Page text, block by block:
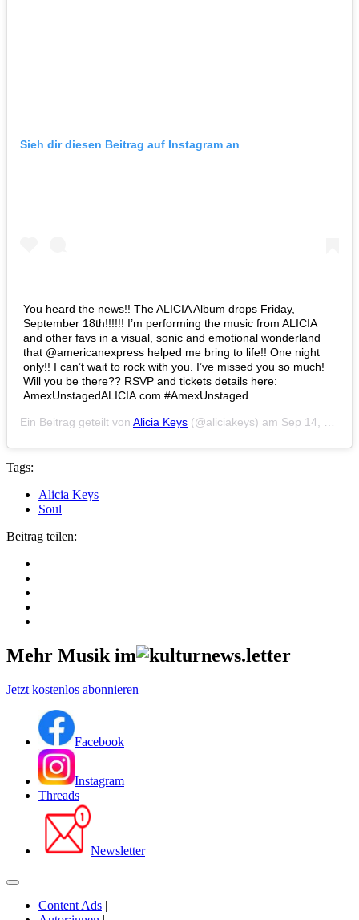
Sieh dir diesen Beitrag auf Instagram an
You heard the news!! The ALICIA Album drops Friday,
September 18th!!!!!! I’m performing the music from ALICIA
and other favs in a visual, sonic and emotional wonderland
that @americanexpress helped me bring to life!! One night
only!! I can’t wait to rock with you. I’ve missed you so much!
Will you be there?? RSVP and tickets details here:
AmexUnstagedALICIA.com #AmexUnstaged
Ein Beitrag geteilt von Alicia Keys (@aliciakeys) am Sep 14, 2020 um 8:34 PDT
Tags:
Alicia Keys
Soul
Beitrag teilen:
Mehr Musik im
Jetzt kostenlos abonnieren
Facebook
Instagram
Threads
Newsletter
Content Ads |